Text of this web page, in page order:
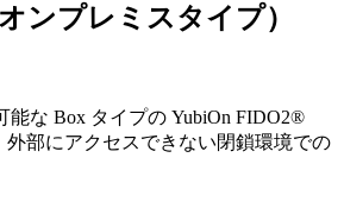
ンプレミスタイプ）
能な Box タイプの YubiOn FIDO2®
外部にアクセスできない閉鎖環境での